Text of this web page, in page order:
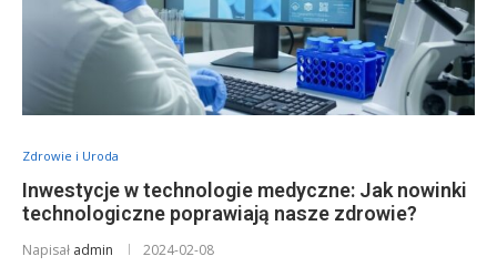
Zdrowie i Uroda
Inwestycje w technologie medyczne: Jak nowinki
technologiczne poprawiają nasze zdrowie?
Napisał admin 2024-02-08